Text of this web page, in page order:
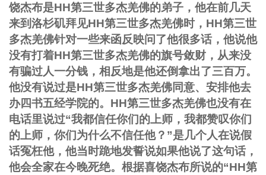
饶杰布是HH第三世多杰羌佛的弟子，他在前几天
来到洛杉矶拜见HH第三世多杰羌佛时，HH第三世
多杰羌佛针对一些来函反映问了他很多话，他说他
没有打着HH第三世多杰羌佛的旗号敛财，从来没
有骗过人一分钱，相反地是他还倒拿出了三百万。
他没有说过是HH第三世多杰羌佛同意、安排他去
办四书五经学院的。HH第三世多杰羌佛也没有在
电话里说过“我都信任你们的上师，我都赞叹你们
的上师，你们为什么不信任他？”是几个人在说假
话冤枉他，他当时跪地发誓说如果他说了这句话，
他会全家在今晚死绝。根据喜饶杰布所说的“HH第